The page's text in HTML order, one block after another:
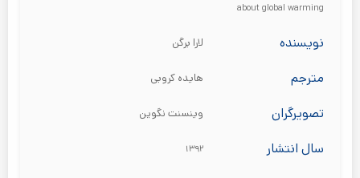
about global warming
نویسنده لارا برگن
مترجم هایده کروبی
تصویرگران وینسنت نگوین
سال انتشار ۱۳۹۲